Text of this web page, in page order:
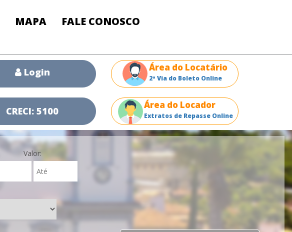
MAPA FALE CONOSCO
Login
CRECI: 5100
Área do Locatário
2ª Via do Boleto Online
Área do Locador
Extratos de Repasse Online
Valor: